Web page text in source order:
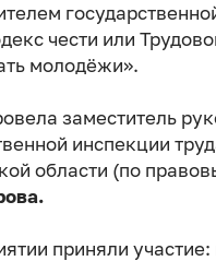
чести или
молодёжи».
заместитель
инспекции
области (по
приняли участие: